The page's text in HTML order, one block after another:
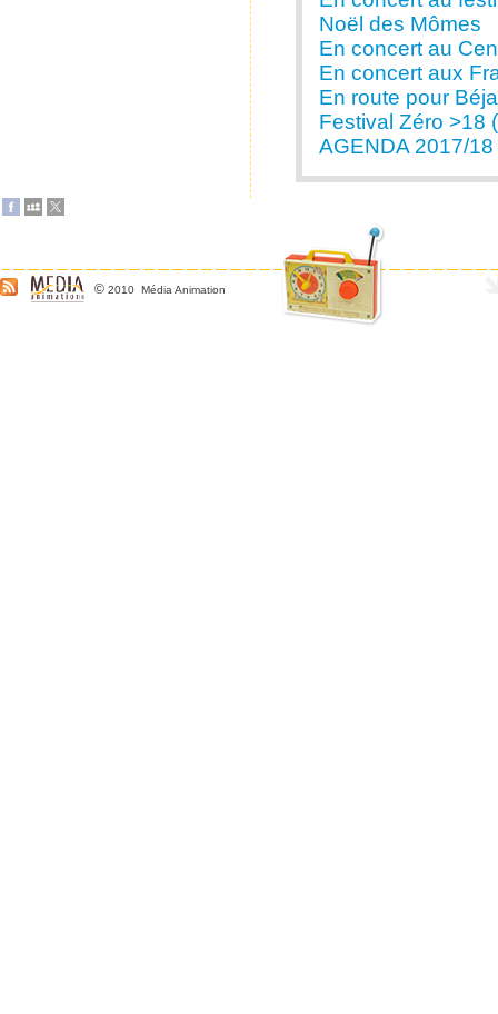
Noël des Mômes
En concert au
En concert aux
En route pour
Festival Zéro >18
AGENDA 2017/18
© 2010 Média Animation